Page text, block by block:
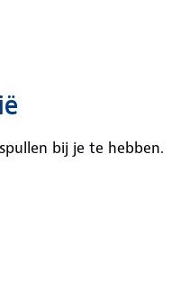
bij je te hebben.